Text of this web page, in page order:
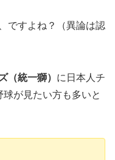
ですよね？（異論は認
（統一獅） に日本人チ
が見たい方も多いと